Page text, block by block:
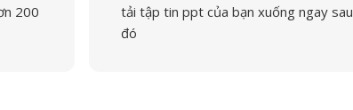
200
tải tập tin ppt của bạn xuống ngay sau
đó